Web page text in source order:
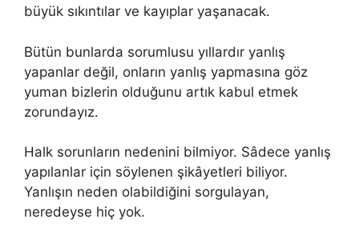
büyük sıkıntılar ve kayıplar yaşanacak.
Bütün bunlarda sorumlusu yıllardır yanlış
yapanlar değil, onların yanlış yapmasına göz
yuman bizlerin olduğunu artık kabul etmek
zorundayız.
Halk sorunların nedenini bilmiyor. Sâdece yanlış
yapılanlar için söylenen şikâyetleri biliyor.
Yanlışın neden olabildiğini sorgulayan,
neredeyse hiç yok.